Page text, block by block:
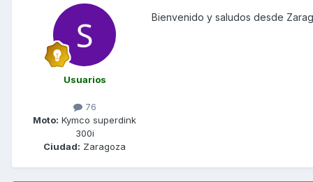
Usuarios
76
Moto: Kymco superdink
300i
Ciudad: Zaragoza
Bienvenido y saludos desde